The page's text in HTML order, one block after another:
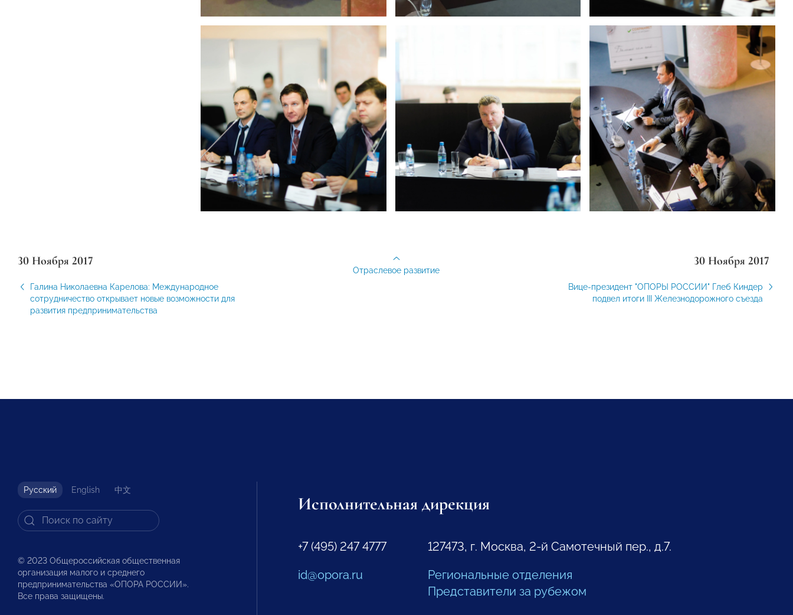
30 Ноября 2017
Галина Николаевна Карелова: Международное
сотрудничество открывает новые возможности для
развития предпринимательства
30 Ноября 2017
Вице-президент "ОПОРЫ РОССИИ" Глеб Киндер
подвел итоги III Железнодорожного съезда
Отраслевое развитие
Русский English 中文
© 2023 Общероссийская общественная
организация малого и среднего
предпринимательства «ОПОРА РОССИИ».
Все права защищены.
Исполнительная дирекция
+7 (495) 247 4777
id@opora.ru
127473, г. Москва, 2-й Самотечный пер., д.7.
Региональные отделения
Представители за рубежом